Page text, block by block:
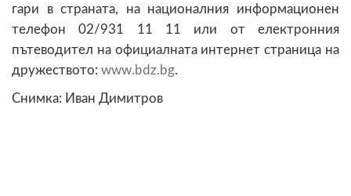
гари в страната, на националния информационен
телефон 02/931 11 11 или от електронния
пътеводител на официалната интернет страница на
дружеството: www.bdz.bg.
Снимка: Иван Димитров